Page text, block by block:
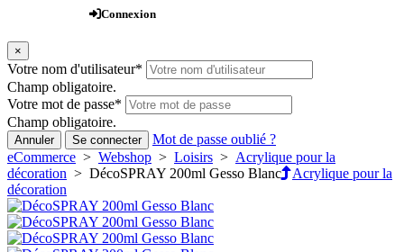
Connexion
×
Votre nom d'utilisateur*
Champ obligatoire.
Votre mot de passe*
Champ obligatoire.
Annuler Se connecter
Mot de passe oublié ?
eCommerce > Webshop > Loisirs > Acrylique pour la
décoration > DécoSPRAY 200ml Gesso Blanc
Acrylique pour la
décoration